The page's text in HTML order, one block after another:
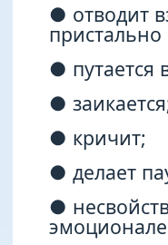
● отводит
пристально
● путается
●
● кричит;
● делает
●